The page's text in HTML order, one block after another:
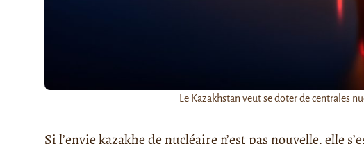
Le Kazakhstan veut se doter de centrales
Si l’envie kazakhe de nucléaire n’est pas nouvelle, elle